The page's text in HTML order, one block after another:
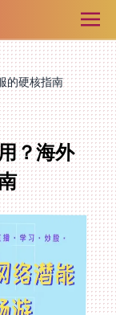
的硬核指南
？海外